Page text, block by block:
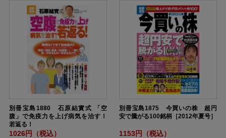
別冊宝島1880 石原結實式 「空
腹」で免疫力を上げ病気を治す！
若返る！
1026円（税込）
別冊宝島1875 今買いの株 超円
安で騰がる100銘柄［2012年夏号］
1153円（税込）